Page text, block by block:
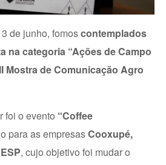
de junho, fomoscontemplados
na categoria “Ações de Campo
Mostra de Comunicação Agro
foi o evento “Coffee
para as empresasCooxupé,
, cujo objetivo foi mudar o